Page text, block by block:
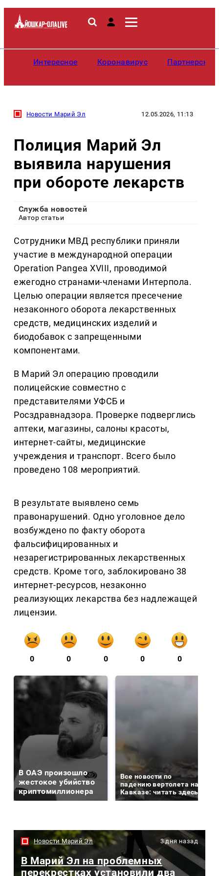
Интересное Коронавирус
Новости Марий Эл 12.05.2026, 11:13
Полиция Марий Эл
выявила нарушения
при обороте лекарств
Служба новостей
Автор статьи
Сотрудники МВД республики приняли
участие в международной операции
Operation Pangea XVIII, проводимой
ежегодно странами-членами Интерпола.
Целью операции является пресечение
незаконного оборота лекарственных
средств, медицинских изделий и
биодобавок с запрещенными
компонентами.
В Марий Эл операцию проводили
полицейские совместно с
представителями УФСБ и
Росздравнадзора. Проверке подверглись
аптеки, магазины, салоны красоты,
интернет-сайты, медицинские
учреждения и транспорт. Всего было
проведено 108 мероприятий.
В результате выявлено семь
правонарушений. Одно уголовное дело
возбуждено по факту оборота
фальсифицированных и
незарегистрированных лекарственных
средств. Кроме того, заблокировано 38
интернет-ресурсов, незаконно
реализующих лекарства без надлежащей
лицензии.
0 0 0 0 0
В ОАЭ произошло
жестокое убийство
криптомиллионера
Все новости по
падению вертолета на
Кавказе: читать здесь
Новости Марий Эл 3 дня назад
В Марий Эл на проблемных
перекрестках установили два